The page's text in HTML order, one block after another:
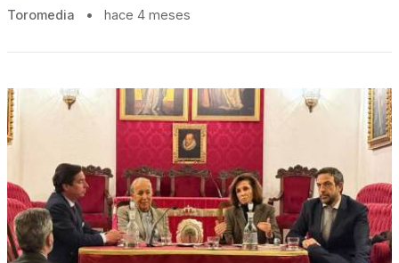
Toromedia • hace 4 meses